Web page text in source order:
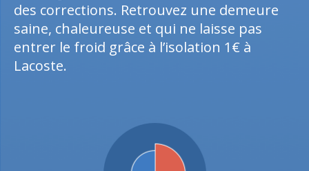
des corrections. Retrouvez une demeure
saine, chaleureuse et qui ne laisse pas
entrer le froid grâce à l’isolation 1€ à
Lacoste.